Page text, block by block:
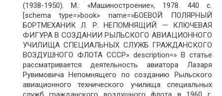
(1938-1950). М.: «Машиностроение», 1978. 440 с.
[schema type=»book» name=»БОЕВОЙ ПОЛЯРНЫЙ
БОРТМЕХАНИК Л. Р. НЕПОМНЯЩИЙ — КЛЮЧЕВАЯ
ФИГУРА В СОЗДАНИИ РЫЛЬСКОГО АВИАЦИОННОГО
УЧИЛИЩА СПЕЦИАЛЬНЫХ СЛУЖБ ГРАЖДАНСКОГО
ВОЗДУШНОГО ФЛОТА СССР» description=» В статье
рассматривается деятельность авиатора Лазаря
Рувимовича Непомнящего по созданию Рыльского
авиационного технического училища специальных